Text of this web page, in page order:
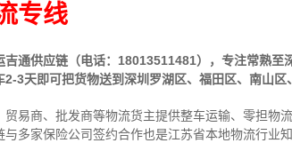
专线
吉通供应链（电话：18013511481），专注常熟至
3天即可把货物送到深圳罗湖区、福田区、南山区
易商、批发商等物流货主提供整车运输、零担物
多家保险公司签约合作也是江苏省本地物流行业